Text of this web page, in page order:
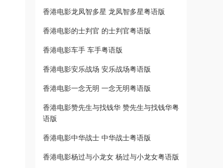
香港电影龙凤智多星 龙凤智多星粤语版
香港电影的士判官 的士判官粤语版
香港电影车手 车手粤语版
香港电影安乐战场 安乐战场粤语版
香港电影一念无明 一念无明粤语版
香港电影赞先生与找钱华 赞先生与找钱华粤
语版
香港电影中华战士 中华战士粤语版
香港电影杨过与小龙女 杨过与小龙女粤语版